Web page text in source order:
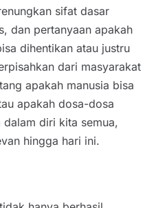
sifat dasar
dan pertanyaan apakah
dihentikan atau justru
dari masyarakat
apakah manusia bisa
apakah dosa-dosa
diri kita semua,
hingga hari ini.